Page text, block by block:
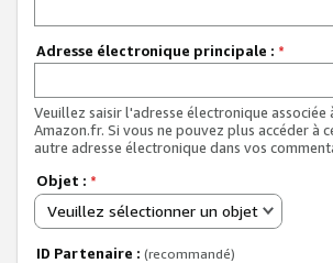
Adresse électronique principale : *
Veuillez saisir l'adresse électronique
Amazon.fr. Si vous ne pouvez plus accéder à
autre adresse électronique dans vos
Objet : *
Veuillez sélectionner un objet
ID Partenaire : (recommandé)